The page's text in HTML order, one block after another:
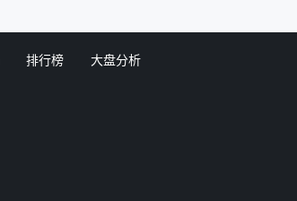
排行榜 大盘分析